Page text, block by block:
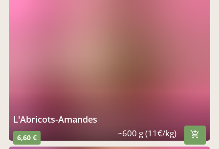
l'Abricots-Amandes
6,60 € ~600 g (11€/kg)